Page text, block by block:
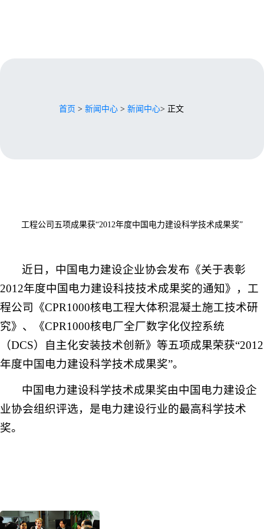
首页 > 新闻中心 > 新闻中心> 正文
工程公司五项成果获“2012年度中国电力建设科学技术成果奖”
近日，中国电力建设企业协会发布《关于表彰
2012年度中国电力建设科技技术成果奖的通知》，工
程公司《CPR1000核电工程大体积混凝土施工技术研
究》、《CPR1000核电厂全厂数字化仪控系统
（DCS）自主化安装技术创新》等五项成果荣获“2012
年度中国电力建设科学技术成果奖”。
中国电力建设科学技术成果奖由中国电力建设企
业协会组织评选，是电力建设行业的最高科学技术
奖。